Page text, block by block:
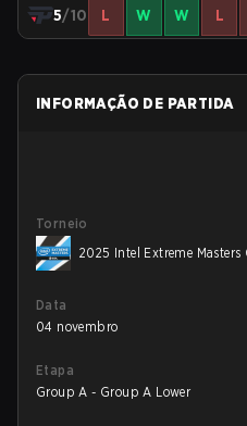
5/10 L W W L
INFORMAÇÃO DE PARTIDA
Torneio
2025 Intel Extreme Masters
Data
04 novembro
Etapa
Group A - Group A Lower